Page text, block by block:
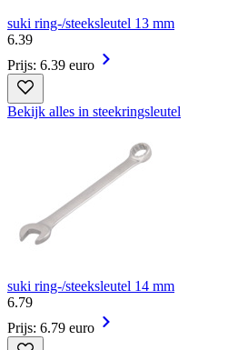
suki ring-/steeksleutel 13 mm
6.39
Prijs: 6.39 euro
Bekijk alles in steekringsleutel
suki ring-/steeksleutel 14 mm
6.79
Prijs: 6.79 euro